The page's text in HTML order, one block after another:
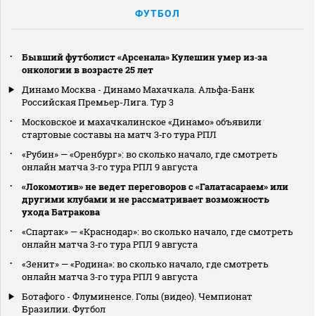
ФУТБОЛ
Бывший футболист «Арсенала» Кулешин умер из‑за
онкологии в возрасте 25 лет
Динамо Москва - Динамо Махачкала. Альфа-Банк
Российская Премьер-Лига. Тур 3
Московское и махачкалинское «Динамо» объявили
стартовые составы на матч 3‑го тура РПЛ
«Рубин» — «Оренбург»: во сколько начало, где смотреть
онлайн матча 3‑го тура РПЛ 9 августа
«Локомотив» не ведет переговоров с «Галатасараем» или
другими клубами и не рассматривает возможность
ухода Батракова
«Спартак» — «Краснодар»: во сколько начало, где смотреть
онлайн матча 3‑го тура РПЛ 9 августа
«Зенит» — «Родина»: во сколько начало, где смотреть
онлайн матча 3‑го тура РПЛ 9 августа
Ботафого - Флуминенсе. Голы (видео). Чемпионат
Бразилии. Футбол